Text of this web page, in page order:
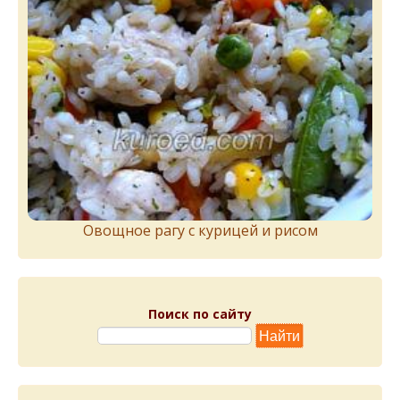
Овощное рагу с курицей и рисом
Поиск по сайту